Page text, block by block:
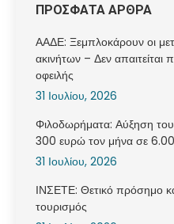
ΠΡΟΣΦΑΤΑ ΑΡΘΡΑ
ΑΑΔΕ: Ξεμπλοκάρουν οι
ακινήτων – Δεν
οφειλής
31 Ιουλίου, 2026
Φιλοδωρήματα: Αύξηση
300 ευρώ τον μήνα σε
31 Ιουλίου, 2026
ΙΝΣΕΤΕ: Θετικό πρόσημο
τουρισμός